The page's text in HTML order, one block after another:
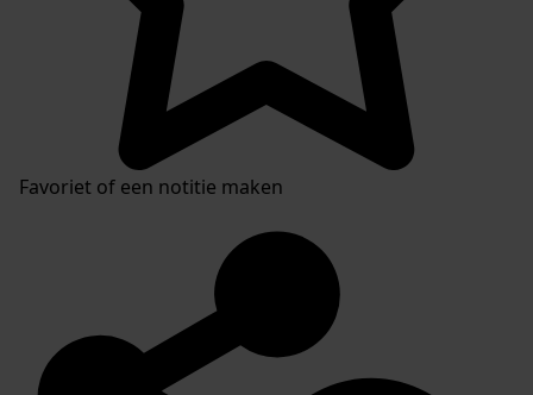
Favoriet of een notitie maken